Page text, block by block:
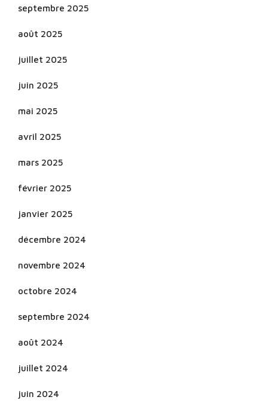
septembre 2025
août 2025
juillet 2025
juin 2025
mai 2025
avril 2025
mars 2025
février 2025
janvier 2025
décembre 2024
novembre 2024
octobre 2024
septembre 2024
août 2024
juillet 2024
juin 2024